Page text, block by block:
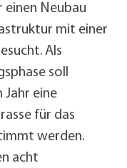
Neubau
mit einer
Als
soll
Jahr eine
für das
werden.
acht